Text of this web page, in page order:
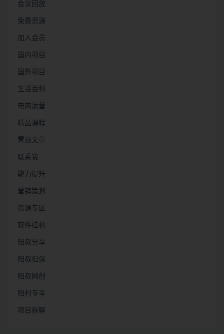
会议回放
免费资源
加入会员
国内项目
国外项目
生活百科
电商运营
精品课程
置顶文章
联系我
能力提升
营销策划
资源专区
软件挂机
阳叔分享
阳叔担保
阳叔网创
阳村专享
项目拆解